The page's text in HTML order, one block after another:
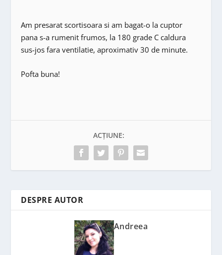
Am presarat scortisoara si am bagat-o la cuptor
pana s-a rumenit frumos, la 180 grade C caldura
sus-jos fara ventilatie, aproximativ 30 de minute.
Pofta buna!
ACȚIUNE:
DESPRE AUTOR
Andreea